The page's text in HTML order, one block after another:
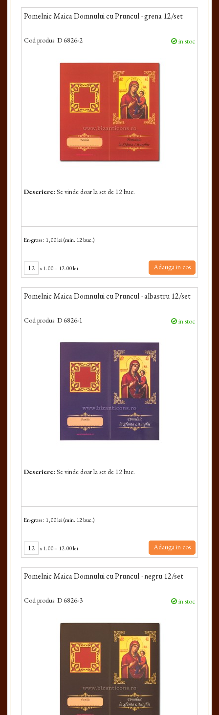
Pomelnic Maica Domnului cu Pruncul - grena 12/set
Cod produs: D 6826-2 in stoc
Descriere: Se vinde doar la set de 12 buc.
En-gross : 1,00 lei (min. 12 buc.)
x1.00= 12.00 lei Adauga in cos
Pomelnic Maica Domnului cu Pruncul - albastru 12/set
Cod produs: D 6826-1 in stoc
Descriere: Se vinde doar la set de 12 buc.
En-gross : 1,00 lei (min. 12 buc.)
x1.00= 12.00 lei Adauga in cos
Pomelnic Maica Domnului cu Pruncul - negru 12/set
Cod produs: D 6826-3 in stoc